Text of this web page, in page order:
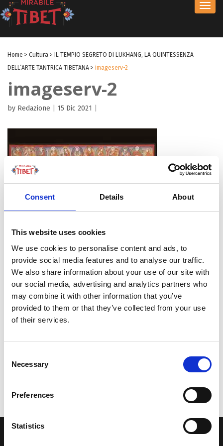
Consent Details About
This website uses cookies
We use cookies to personalise content and ads, to
provide social media features and to analyse our traffic.
We also share information about your use of our site with
our social media, advertising and analytics partners who
may combine it with other information that you’ve
provided to them or that they’ve collected from your use
of their services.
Selection
Necessary
Preferences
Statistics
Home > Cultura >
IL TEMPIO SEGRETO DI LUKHANG, LA QUINTESSENZA
DELL’ARTE TANTRICA TIBETANA > imageserv-2
imageserv-2
by Redazione 15 Dic 2021